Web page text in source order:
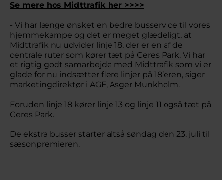
Se mere hos Midttrafik her >>>>
- Vi har længe ønsket en bedre busservice til vores
hjemmekampe og det er meget glædeligt, at
Midttrafik nu udvider linje 18, der er en af de
centrale ruter som kører tæt på Ceres Park. Vi har
et rigtig godt samarbejde med Midttrafik som vi er
glade for nu indsætter flere linjer på 18’eren, siger
marketingdirektør i AGF, Asger Munkholm.
Foruden linje 18 kører linje 13 og linje 11 også tæt på
Ceres Park.
De ekstra busser starter altså søndag den 23. juli til
sæsonpremieren.